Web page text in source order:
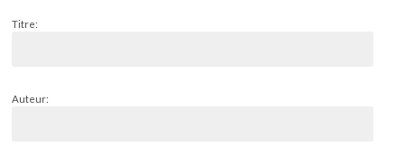
Titre:
Auteur: